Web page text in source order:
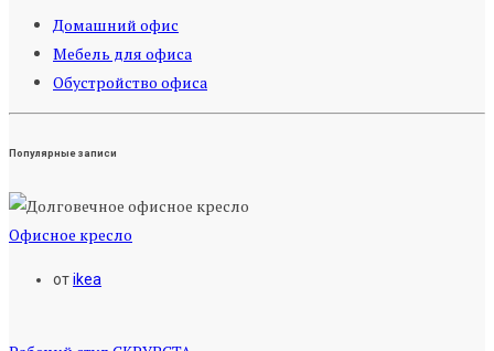
Домашний офис
Мебель для офиса
Обустройство офиса
Популярные записи
Офисное кресло
отikea